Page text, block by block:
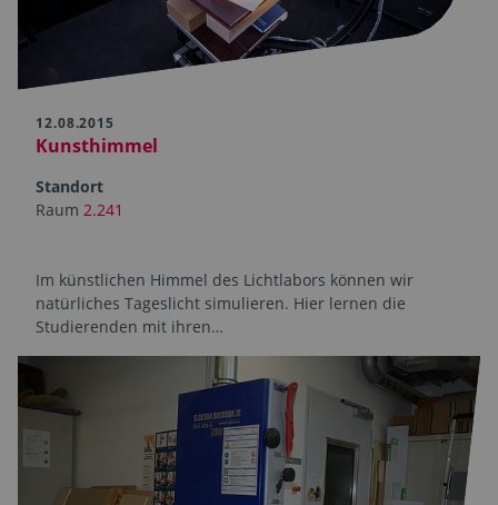
12.08.2015
Kunsthimmel
Standort
Raum 2.241
Im künstlichen Himmel des Lichtlabors können wir
natürliches Tageslicht simulieren. Hier lernen die
Studierenden mit ihren…